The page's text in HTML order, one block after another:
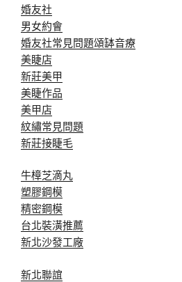
婚友社
男女約會
婚友社常見問題頌缽音療
美睫店
新莊美甲
美睫作品
美甲店
紋繡常見問題
新莊接睫毛
牛樟芝滴丸
塑膠鋼模
精密鋼模
台北裝潢推薦
新北沙發工廠
新北聯誼